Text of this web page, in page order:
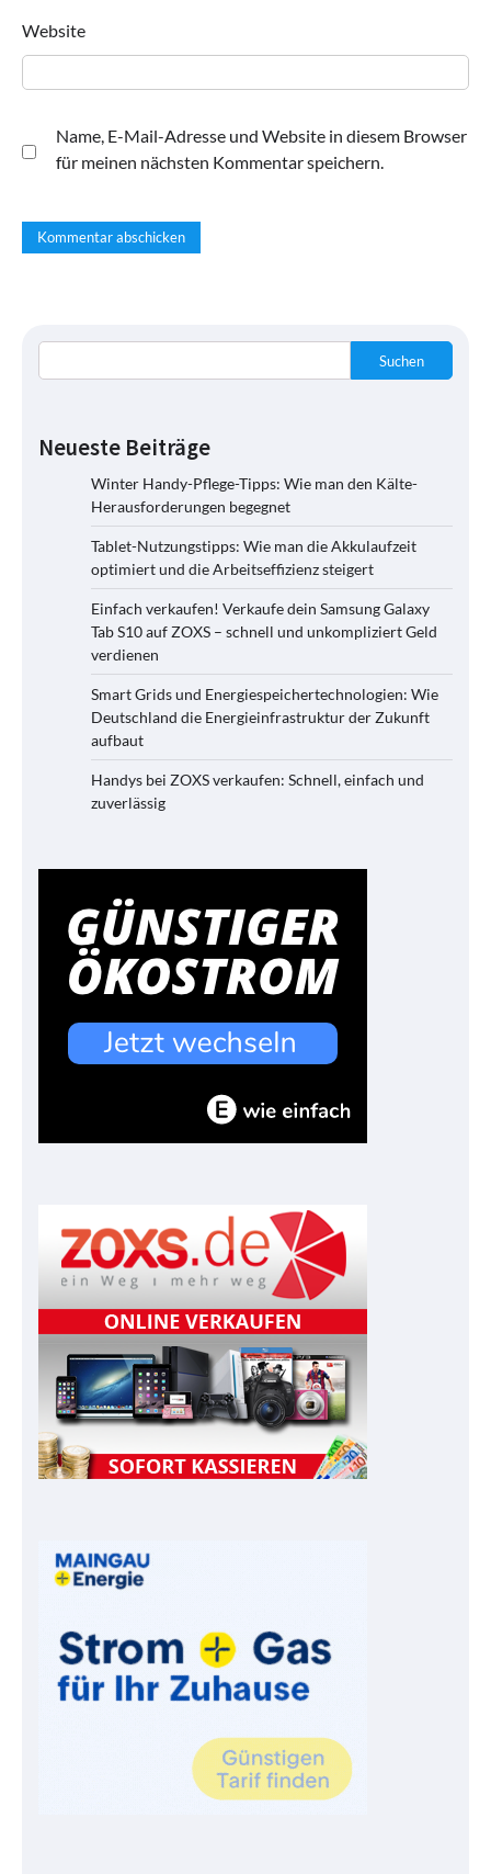
Website
Name, E-Mail-Adresse und Website in diesem Browser
für meinen nächsten Kommentar speichern.
Suchen
Neueste Beiträge
Winter Handy-Pflege-Tipps: Wie man den Kälte-
Herausforderungen begegnet
Tablet-Nutzungstipps: Wie man die Akkulaufzeit
optimiert und die Arbeitseffizienz steigert
Einfach verkaufen! Verkaufe dein Samsung Galaxy
Tab S10 auf ZOXS – schnell und unkompliziert Geld
verdienen
Smart Grids und Energiespeichertechnologien: Wie
Deutschland die Energieinfrastruktur der Zukunft
aufbaut
Handys bei ZOXS verkaufen: Schnell, einfach und
zuverlässig